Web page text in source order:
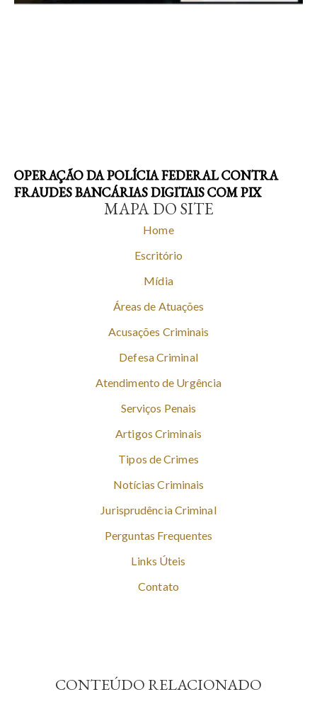
OPERAÇÃO DA POLÍCIA FEDERAL CONTRA
FRAUDES BANCÁRIAS DIGITAIS COM PIX
MAPA DO SITE
Home
Escritório
Mídia
Áreas de Atuações
Acusações Criminais
Defesa Criminal
Atendimento de Urgência
Serviços Penais
Artigos Criminais
Tipos de Crimes
Notícias Criminais
Jurisprudência Criminal
Perguntas Frequentes
Links Úteis
Contato
CONTEÚDO RELACIONADO